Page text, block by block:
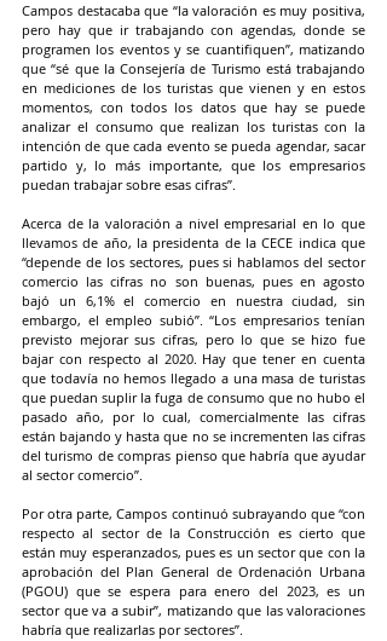
Campos destacaba que “la valoración es muy positiva,
pero hay que ir trabajando con agendas, donde se
programen los eventos y se cuantifiquen”, matizando
que “sé que la Consejería de Turismo está trabajando
en mediciones de los turistas que vienen y en estos
momentos, con todos los datos que hay se puede
analizar el consumo que realizan los turistas con la
intención de que cada evento se pueda agendar, sacar
partido y, lo más importante, que los empresarios
puedan trabajar sobre esas cifras”.
Acerca de la valoración a nivel empresarial en lo que
llevamos de año, la presidenta de la CECE indica que
“depende de los sectores, pues si hablamos del sector
comercio las cifras no son buenas, pues en agosto
bajó un 6,1% el comercio en nuestra ciudad, sin
embargo, el empleo subió”. “Los empresarios tenían
previsto mejorar sus cifras, pero lo que se hizo fue
bajar con respecto al 2020. Hay que tener en cuenta
que todavía no hemos llegado a una masa de turistas
que puedan suplir la fuga de consumo que no hubo el
pasado año, por lo cual, comercialmente las cifras
están bajando y hasta que no se incrementen las cifras
del turismo de compras pienso que habría que ayudar
al sector comercio”.
Por otra parte, Campos continuó subrayando que “con
respecto al sector de la Construcción es cierto que
están muy esperanzados, pues es un sector que con la
aprobación del Plan General de Ordenación Urbana
(PGOU) que se espera para enero del 2023, es un
sector que va a subir”, matizando que las valoraciones
habría que realizarlas por sectores”.